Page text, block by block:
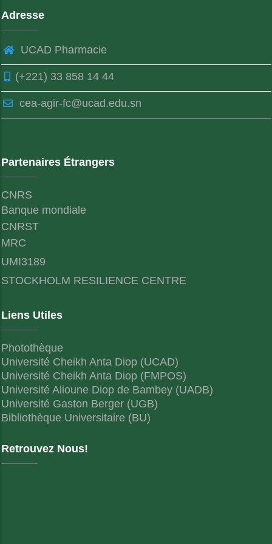
Adresse
UCAD Pharmacie
(+221) 33 858 14 44
cea-agir-fc@ucad.edu.sn
Partenaires Étrangers
CNRS
Banque mondiale
CNRST
MRC
UMI3189
STOCKHOLM RESILIENCE CENTRE
Liens Utiles
Photothèque
Université Cheikh Anta Diop (UCAD)
Université Cheikh Anta Diop (FMPOS)
Université Alioune Diop de Bambey (UADB)
Université Gaston Berger (UGB)
Bibliothèque Universitaire (BU)
Retrouvez Nous!